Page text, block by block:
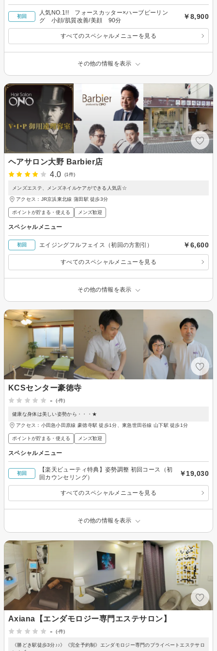
初回
人気NO.1!! フォースカッター×ハーブピーリン
グ 小顔/肌質改善/美顔 90分
￥8,900
すべてのスペシャルメニューを見る
その他の情報を表示
ヘアサロン大野 Barbier店
4.0
(1件)
メンズエステ、メンズネイルケアができる人気店☆
アクセス：JR京浜東北線 蒲田駅 徒歩3分
ポイントが貯まる・使える メンズ歓迎
スペシャルメニュー
初回 エイジングフルフェイス（初回の方割引） ￥6,600
すべてのスペシャルメニューを見る
その他の情報を表示
KCSセンター豪徳寺
-
(-件)
健康な身体は美しい姿勢から・・・★
アクセス：小田急小田原線 豪徳寺駅 徒歩1分、東急世田谷線 山下駅 徒歩1分
ポイントが貯まる・使える メンズ歓迎
スペシャルメニュー
初回
【楽天ビューティ特典】姿勢調整 初回コース（初
回カウンセリング）
￥19,030
すべてのスペシャルメニューを見る
その他の情報を表示
Axiana【エンダモロジー専門エステサロン】
-
(-件)
《勝どき駅徒歩3分♪♪》《完全予約制》エンダモロジー専門のプライベートエステサロ